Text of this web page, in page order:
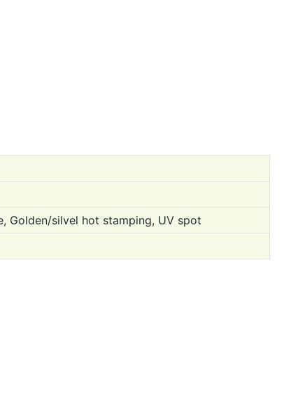
Golden/silvel hot stamping, UV spot